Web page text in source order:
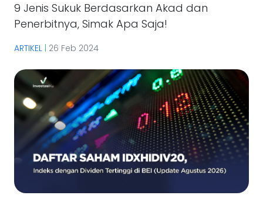
9 Jenis Sukuk Berdasarkan Akad dan
Penerbitnya, Simak Apa Saja!
ARTIKEL 26 Feb 2024